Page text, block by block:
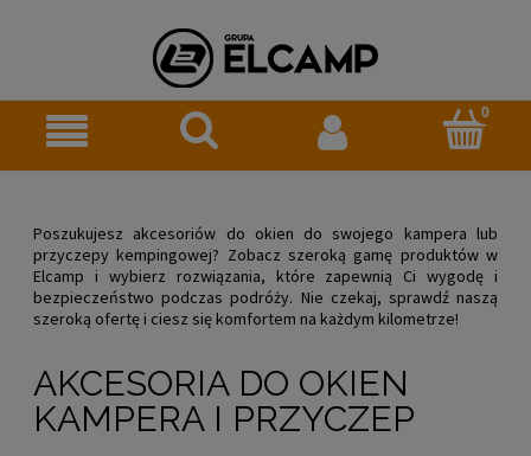
Poszukujesz akcesoriów do okien do swojego kampera lub
przyczepy kempingowej? Zobacz szeroką gamę produktów w
Elcamp i wybierz rozwiązania, które zapewnią Ci wygodę i
bezpieczeństwo podczas podróży. Nie czekaj, sprawdź naszą
szeroką ofertę i ciesz się komfortem na każdym kilometrze!
AKCESORIA DO OKIEN
KAMPERA I PRZYCZEP